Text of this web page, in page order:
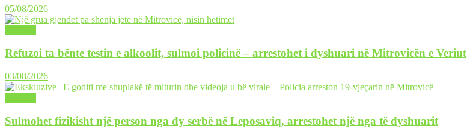
05/08/2026
Refuzoi ta bënte testin e alkoolit, sulmoi policinë – arrestohet i dyshuari në Mitrovicën e Veriut
03/08/2026
Sulmohet fizikisht një person nga dy serbë në Leposaviq, arrestohet një nga të dyshuarit